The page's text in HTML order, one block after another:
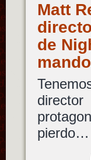
Matt
de
pierdo…